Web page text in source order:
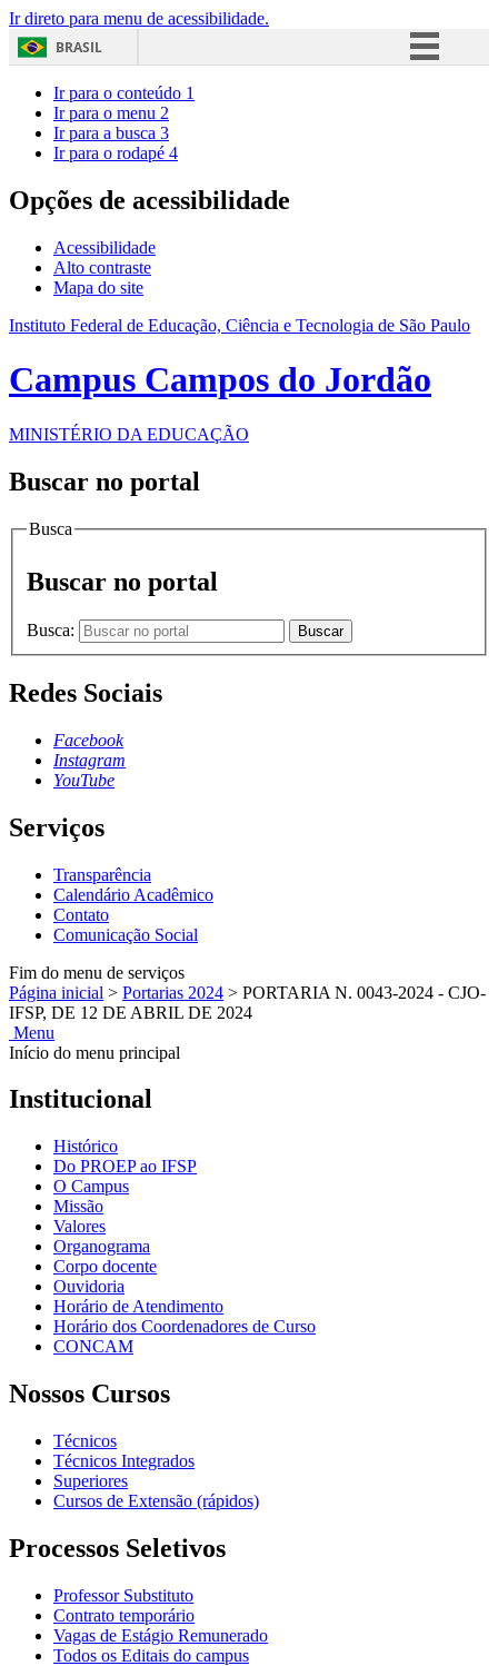
Ir direto para menu de acessibilidade.
BRASIL
Acesso à informação
Ir para o conteúdo 1
Ir para o menu 2
Ir para a busca 3
Ir para o rodapé 4
Opções de acessibilidade
Acessibilidade
Alto contraste
Mapa do site
Instituto Federal de Educação, Ciência e Tecnologia de São Paulo
Campus Campos do Jordão
MINISTÉRIO DA EDUCAÇÃO
Buscar no portal
Busca
Buscar no portal
Busca: Buscar
Redes Sociais
Facebook
Instagram
YouTube
Serviços
Transparência
Calendário Acadêmico
Contato
Comunicação Social
Fim do menu de serviços
Página inicial > Portarias 2024 > PORTARIA N. 0043-2024 - CJO-
IFSP, DE 12 DE ABRIL DE 2024
Menu
Início do menu principal
Institucional
Histórico
Do PROEP ao IFSP
O Campus
Missão
Valores
Organograma
Corpo docente
Ouvidoria
Horário de Atendimento
Horário dos Coordenadores de Curso
CONCAM
Nossos Cursos
Técnicos
Técnicos Integrados
Superiores
Cursos de Extensão (rápidos)
Processos Seletivos
Professor Substituto
Contrato temporário
Vagas de Estágio Remunerado
Todos os Editais do campus